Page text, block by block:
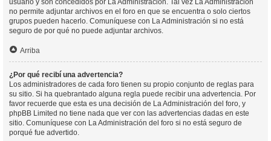
usuario y son concedidos por La Administración. Tal vez La Administración
no permite adjuntar archivos en el foro en que se encuentra o solo ciertos
grupos pueden hacerlo. Comuníquese con La Administración si no está
seguro de por qué no puede adjuntar archivos.
Arriba
¿Por qué recibí una advertencia?
Los administradores de cada foro tienen su propio conjunto de reglas para
su sitio. Si ha quebrantado alguna regla puede recibir una advertencia. Por
favor recuerde que esta es una decisión de La Administración del foro, y
phpBB Limited no tiene nada que ver con las advertencias dadas en este
sitio. Comuníquese con La Administración del foro si no está seguro de
porqué fue advertido.